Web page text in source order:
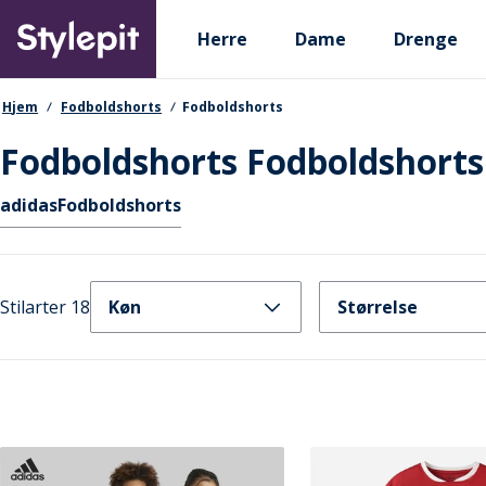
main
content
Primary departments
Herre Dame Drenge
navigationssti
Hjem Fodboldshorts Fodboldshorts
Fodboldshorts Fodboldshorts
Hurtige links
adidasFodboldshorts
Stilarter 18 Køn Størrelse